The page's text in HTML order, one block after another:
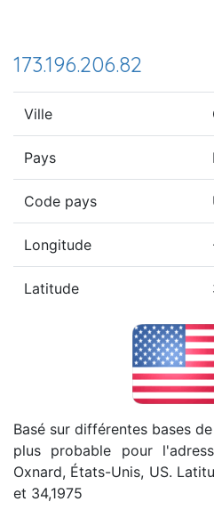
173.196.206.82
Ville
Pays
Code pays
Longitude
Latitude
Basé sur différentes bases
plus probable pour
Oxnard, États-Unis, US.
et 34,1975